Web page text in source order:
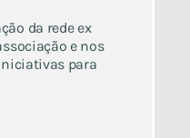
da rede ex
e nos
para